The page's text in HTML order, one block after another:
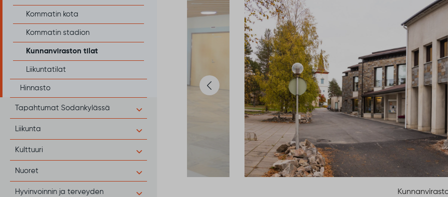
Kommatin kota
Kommatin stadion
Kunnanviraston tilat
Liikuntatilat
Hinnasto
Tapahtumat Sodankylässä
Liikunta
Kulttuuri
Nuoret
Hyvinvoinnin ja terveyden